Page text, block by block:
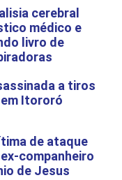
cerebral
médico e
livro de
a tiros
Itororó
de ataque
companheiro
de Jesus